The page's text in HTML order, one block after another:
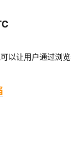
以让用户通过浏